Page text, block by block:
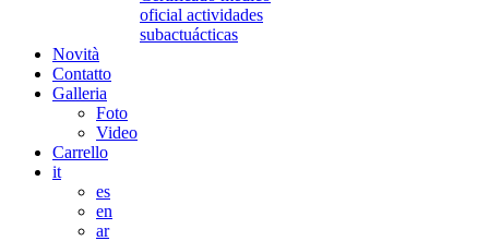
oficial actividades
subactuácticas
Novità
Contatto
Galleria
Foto
Video
Carrello
it
es
en
ar